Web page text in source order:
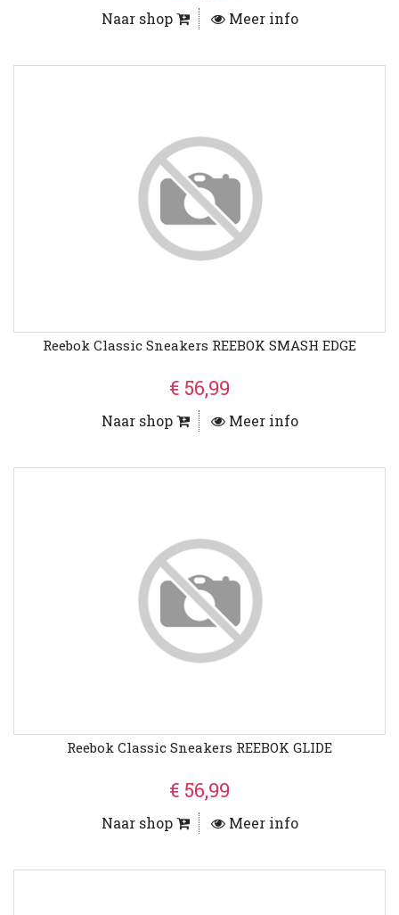
Naar shop Meer info
Reebok Classic Sneakers REEBOK SMASH EDGE
€ 56,99
Naar shop Meer info
Reebok Classic Sneakers REEBOK GLIDE
€ 56,99
Naar shop Meer info